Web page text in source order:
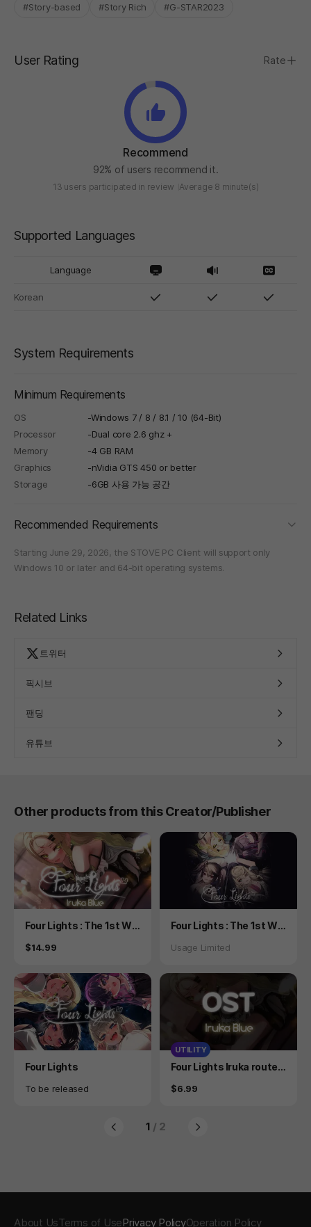
#Story-based #Story Rich #G-STAR2023
User Rating Rate
Recommend
92% of users recommend it.
13 users participated in review Average 8 minute(s)
Supported Languages
Language
Korean
System Requirements
Minimum Requirements
OS
-Windows 7 / 8 / 8.1 / 10 (64-Bit)
Processor
-Dual core 2.6 ghz +
Memory
-4 GB RAM
Graphics
-nVidia GTS 450 or better
Storage
-6GB 사용 가능 공간
Recommended Requirements
Starting June 29, 2026, the STOVE PC Client will support only
Windows 10 or later and 64-bit operating systems.
Related Links
트위터
픽시브
팬딩
유튜브
Other products from this Creator/Publisher
Product
Four Lights : The 1st Wo
Price
$14.99
Product
Four Lights : The 1st Wo
Status
Usage Limited
Product
Four Lights
Availability
To be released
UTILITY
Product
Four Lights Iruka route
Price
$6.99
1 / 2
About UsTerms of UsePrivacy PolicyOperation Policy